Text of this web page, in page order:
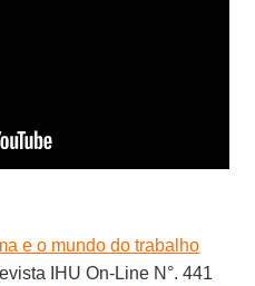
e o mundo do trabalho
IHU On-Line N°. 441